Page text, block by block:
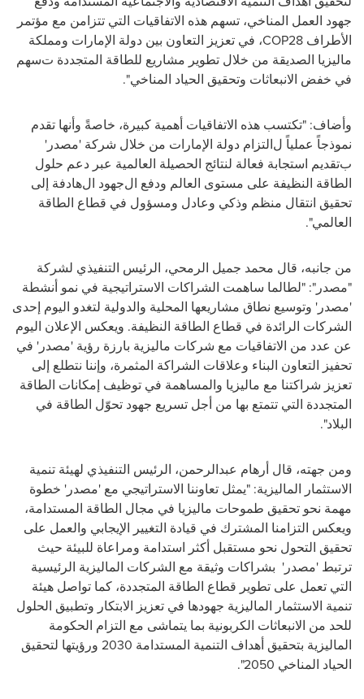
جهود العمل المناخي، تسهم هذه الاتفاقيات التي تتزامن مع مؤتمر
الأطراف COP28، في تعزيز التعاون بين دولة الإمارات ومملكة
ماليزيا الصديقة من خلال تطوير مشاريع للطاقة المتجددة تسهم
في خفض الانبعاثات وتحقيق الحياد المناخي"
.
وأضاف: "تكتسب هذه الاتفاقيات أهمية كبيرة، خاصةً وأنها تقدم
نموذجاً عملياً لالتزام دولة الإمارات من خلال شركة 'مصدر'
بتقديم استجابة فعالة لنتائج الحصيلة العالمية عبر دعم حلول
الطاقة النظيفة على مستوى العالم ودفع الجهود الهادفة إلى
تحقيق انتقال منظم وذكي وعادل ومسؤول في قطاع الطاقة
العالمي".
من جانبه، قال محمد جميل الرمحي، الرئيس التنفيذي لشركة
"مصدر": "لطالما ساهمت الشراكات الاستراتيجية في نمو أنشطة
'مصدر' وتوسيع نطاق مشاريعها المحلية والدولية لتغدو اليوم إحدى
الشركات الرائدة في قطاع الطاقة النظيفة. ويعكس الإعلان اليوم
عن عدد من الاتفاقيات مع شركات ماليزية بارزة رؤية 'مصدر' في
تحفيز التعاون البناء وعلاقات الشراكة المثمرة، وإننا نتطلع إلى
تعزيز شراكتنا مع ماليزيا والمساهمة في توظيف إمكانات الطاقة
المتجددة التي تتمتع بها من أجل تسريع جهود تحوّل الطاقة في
البلاد".
ومن جهته، قال أرهام عبدالرحمن، الرئيس التنفيذي لهيئة تنمية
الاستثمار الماليزية: "يمثل تعاوننا الاستراتيجي مع 'مصدر' خطوة
مهمة نحو تحقيق طموحات ماليزيا في مجال الطاقة المستدامة،
ويعكس التزامنا المشترك في قيادة التغيير الإيجابي والعمل على
تحقيق التحول نحو مستقبل أكثر استدامة ومراعاة للبيئة حيث
ترتبط 'مصدر' بشراكات وثيقة مع الشركات الماليزية الرئيسية
التي تعمل على تطوير قطاع الطاقة المتجددة، كما تواصل هيئة
تنمية الاستثمار الماليزية جهودها في تعزيز الابتكار وتطبيق الحلول
للحد من الانبعاثات الكربونية بما يتماشى مع التزام الحكومة
الماليزية بتحقيق أهداف التنمية المستدامة 2030 ورؤيتها لتحقيق
الحياد المناخي 2050".